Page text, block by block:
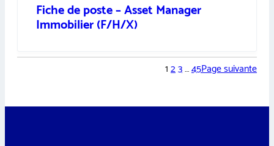
Fiche de poste – Asset Manager
Immobilier (F/H/X)
123…45Page suivante